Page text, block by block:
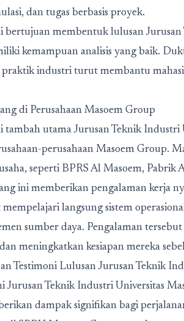
dan tugas berbasis proyek.
bertujuan membentuk lulusan
kemampuan analisis yang baik.
industri turut membantu
di Perusahaan Masoem Group
tambah utama Jurusan Teknik Industri
perusahaan Masoem Group.
seperti BPRS Al Masoem,
ini memberikan pengalaman kerja
langsung sistem
sumber daya. Pengalaman
meningkatkan kesiapan mereka
Testimoni Lulusan Jurusan Teknik
Jurusan Teknik Industri Universitas
dampak signifikan bagi